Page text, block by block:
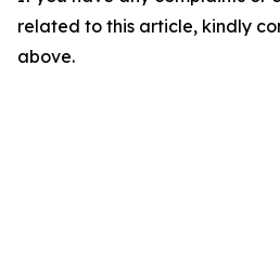
related to this article, kindly
above.